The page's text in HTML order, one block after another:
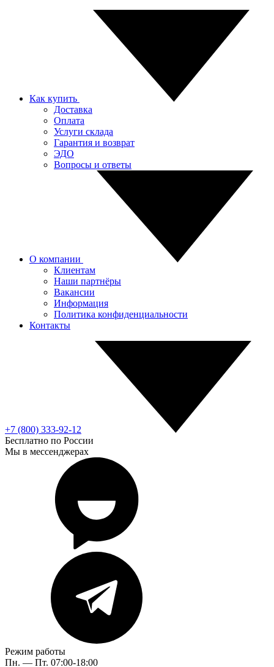
Как купить
Доставка
Оплата
Услуги склада
Гарантия и возврат
ЭДО
Вопросы и ответы
О компании
Клиентам
Наши партнёры
Вакансии
Информация
Политика конфиденциальности
Контакты
+7 (800) 333-92-12
Бесплатно по России
Мы в мессенджерах
Режим работы
Пн. — Пт. 07:00-18:00